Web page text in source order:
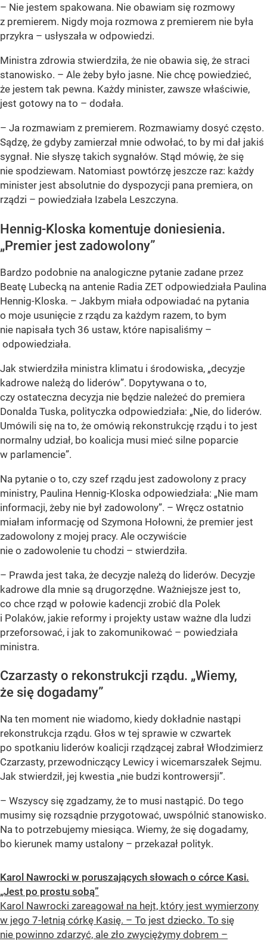
– Nie jestem spakowana. Nie obawiam się rozmowy
z premierem. Nigdy moja rozmowa z premierem nie była
przykra – usłyszała w odpowiedzi.
Ministra zdrowia stwierdziła, że nie obawia się, że straci
stanowisko. – Ale żeby było jasne. Nie chcę powiedzieć,
że jestem tak pewna. Każdy minister, zawsze właściwie,
jest gotowy na to – dodała.
– Ja rozmawiam z premierem. Rozmawiamy dosyć często.
Sądzę, że gdyby zamierzał mnie odwołać, to by mi dał jakiś
sygnał. Nie słyszę takich sygnałów. Stąd mówię, że się
nie spodziewam. Natomiast powtórzę jeszcze raz: każdy
minister jest absolutnie do dyspozycji pana premiera, on
rządzi – powiedziała Izabela Leszczyna.
Hennig-Kloska komentuje doniesienia.
„Premier jest zadowolony”
Bardzo podobnie na analogiczne pytanie zadane przez
Beatę Lubecką na antenie Radia ZET odpowiedziała Paulina
Hennig-Kloska. – Jakbym miała odpowiadać na pytania
o moje usunięcie z rządu za każdym razem, to bym
nie napisała tych 36 ustaw, które napisaliśmy –
odpowiedziała.
Jak stwierdziła ministra klimatu i środowiska, „decyzje
kadrowe należą do liderów”. Dopytywana o to,
czy ostateczna decyzja nie będzie należeć do premiera
Donalda Tuska, polityczka odpowiedziała: „Nie, do liderów.
Umówili się na to, że omówią rekonstrukcję rządu i to jest
normalny udział, bo koalicja musi mieć silne poparcie
w parlamencie”.
Na pytanie o to, czy szef rządu jest zadowolony z pracy
ministry, Paulina Hennig-Kloska odpowiedziała: „Nie mam
informacji, żeby nie był zadowolony”. – Wręcz ostatnio
miałam informację od Szymona Hołowni, że premier jest
zadowolony z mojej pracy. Ale oczywiście
nie o zadowolenie tu chodzi – stwierdziła.
– Prawda jest taka, że decyzje należą do liderów. Decyzje
kadrowe dla mnie są drugorzędne. Ważniejsze jest to,
co chce rząd w połowie kadencji zrobić dla Polek
i Polaków, jakie reformy i projekty ustaw ważne dla ludzi
przeforsować, i jak to zakomunikować – powiedziała
ministra.
Czarzasty o rekonstrukcji rządu. „Wiemy,
że się dogadamy”
Na ten moment nie wiadomo, kiedy dokładnie nastąpi
rekonstrukcja rządu. Głos w tej sprawie w czwartek
po spotkaniu liderów koalicji rządzącej zabrał Włodzimierz
Czarzasty, przewodniczący Lewicy i wicemarszałek Sejmu.
Jak stwierdził, jej kwestia „nie budzi kontrowersji”.
– Wszyscy się zgadzamy, że to musi nastąpić. Do tego
musimy się rozsądnie przygotować, uwspólnić stanowisko.
Na to potrzebujemy miesiąca. Wiemy, że się dogadamy,
bo kierunek mamy ustalony – przekazał polityk.
Karol Nawrocki w poruszających słowach o córce Kasi.
„Jest po prostu sobą”
Karol Nawrocki zareagował na hejt, który jest wymierzony
w jego 7-letnią córkę Kasię. – To jest dziecko. To się
nie powinno zdarzyć, ale zło zwyciężymy dobrem –